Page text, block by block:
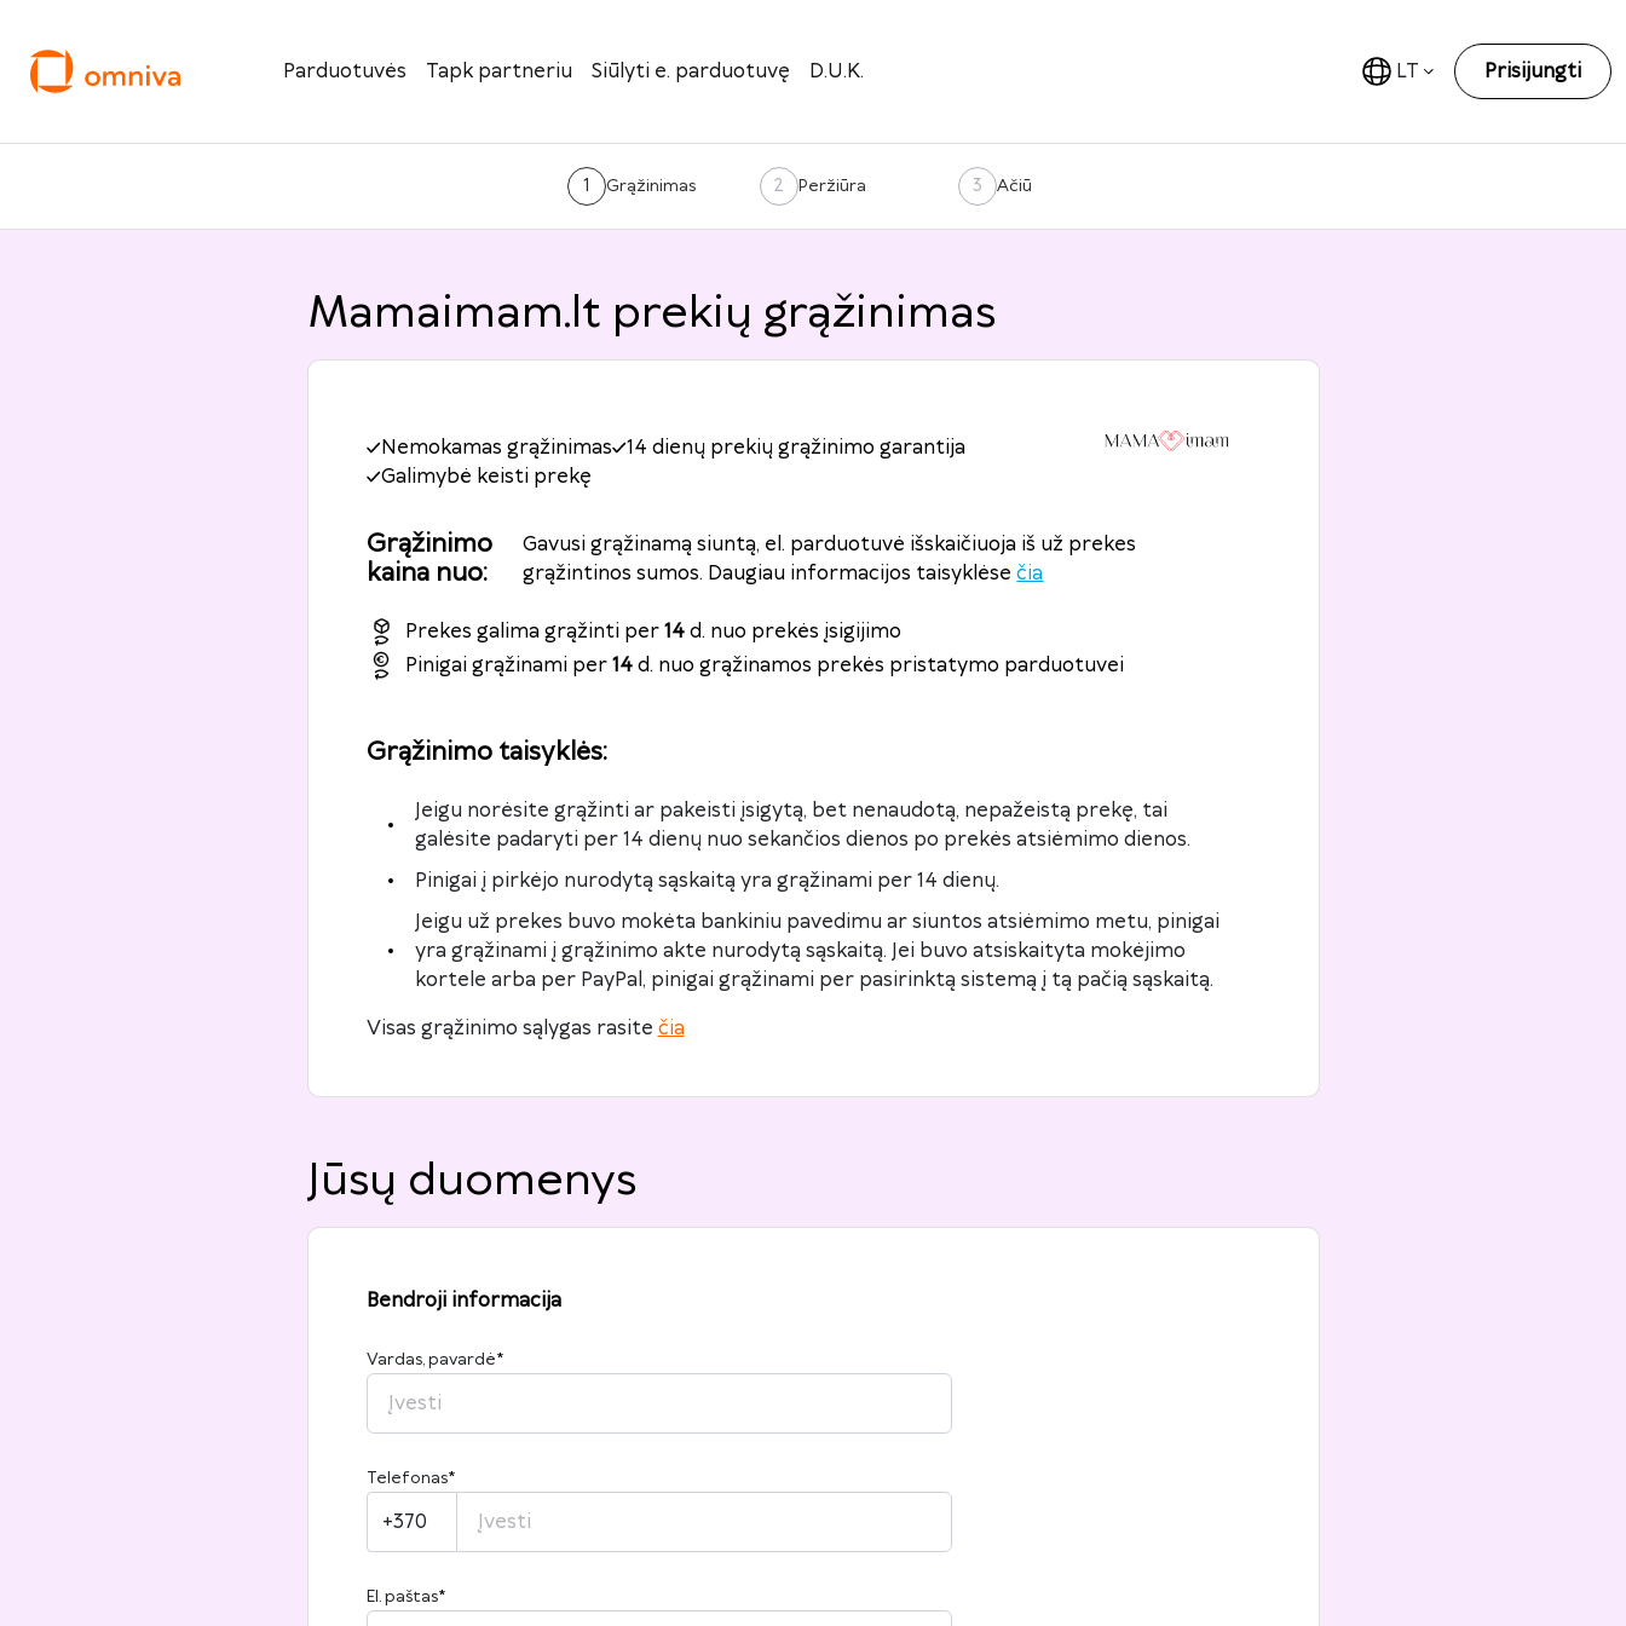
Parduotuvės Tapk partneriu Siūlyti e. parduotuvę D.U.K. LT Prisijungti
1 Grąžinimas 2 Peržiūra 3 Ačiū
Mamaimam.lt prekių grąžinimas
Nemokamas grąžinimas 14 dienų prekių grąžinimo garantija
Galimybė keisti prekę
Grąžinimo
kaina nuo:
Gavusi grąžinamą siuntą, el. parduotuvė išskaičiuoja iš už prekes
grąžintinos sumos. Daugiau informacijos taisyklėse čia
Prekes galima grąžinti per 14 d. nuo prekės įsigijimo
Pinigai grąžinami per14 d. nuo grąžinamos prekės pristatymo parduotuvei
Grąžinimo taisyklės:
Jeigu norėsite grąžinti ar pakeisti įsigytą, bet nenaudotą, nepažeistą prekę, tai
galėsite padaryti per 14 dienų nuo sekančios dienos po prekės atsiėmimo dienos.
Pinigai į pirkėjo nurodytą sąskaitą yra grąžinami per 14 dienų.
Jeigu už prekes buvo mokėta bankiniu pavedimu ar siuntos atsiėmimo metu, pinigai
yra grąžinami į grąžinimo akte nurodytą sąskaitą. Jei buvo atsiskaityta mokėjimo
kortele arba per PayPal, pinigai grąžinami per pasirinktą sistemą į tą pačią sąskaitą.
Visas grąžinimo sąlygas rasite čia
Jūsų duomenys
Bendroji informacija
Vardas, pavardė*
Telefonas*
+370
El. paštas*